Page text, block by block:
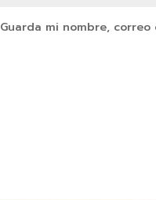
Guarda mi nombre,